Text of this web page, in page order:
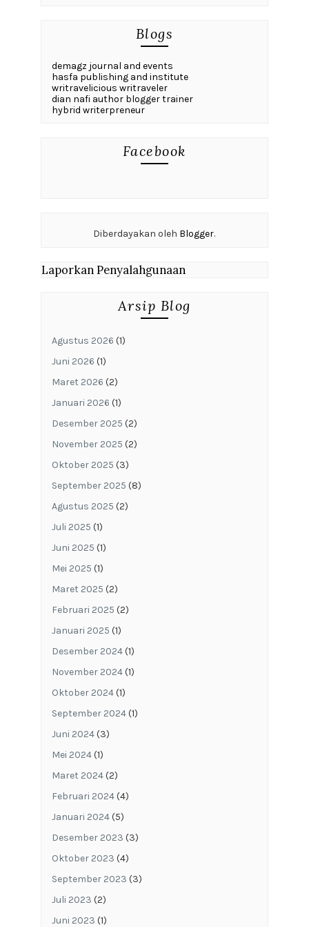
Blogs
demagz journal and events
hasfa publishing and institute
writravelicious writraveler
dian nafi author blogger trainer
hybrid writerpreneur
Facebook
Diberdayakan oleh Blogger.
Laporkan Penyalahgunaan
Arsip Blog
Agustus 2026 (1)
Juni 2026 (1)
Maret 2026 (2)
Januari 2026 (1)
Desember 2025 (2)
November 2025 (2)
Oktober 2025 (3)
September 2025 (8)
Agustus 2025 (2)
Juli 2025 (1)
Juni 2025 (1)
Mei 2025 (1)
Maret 2025 (2)
Februari 2025 (2)
Januari 2025 (1)
Desember 2024(1)
November 2024(1)
Oktober 2024(1)
September 2024(1)
Juni 2024(3)
Mei 2024(1)
Maret 2024(2)
Februari 2024(4)
Januari 2024(5)
Desember 2023 (3)
Oktober 2023 (4)
September 2023 (3)
Juli 2023 (2)
Juni 2023 (1)